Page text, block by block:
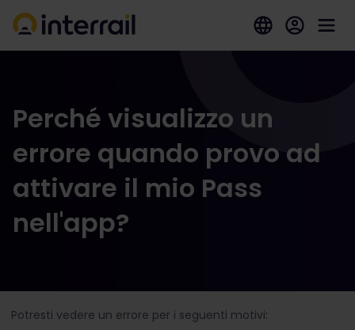
Perché visualizzo un
errore quando provo ad
attivare il mio Pass
nell'app?
Potresti vedere un errore per i seguenti motivi: